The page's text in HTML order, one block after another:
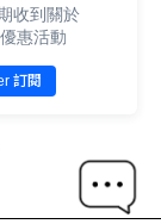
收到關於
惠活動
訂閱